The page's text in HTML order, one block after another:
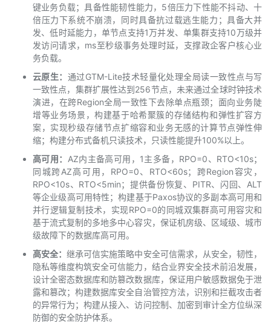
键业务负载；具备性能韧性能力，5倍压力下性能不抖动、十
倍压力下系统不崩溃，同时具备抗过载逃生能力；具备大并
发、低时延能力，单节点支持1万并发、单集群支持10万级并
发访问请求，ms至秒级事务处理时延，支撑政企客户核心业
务负载。
云原生： 通过GTM-Lite技术轻量化处理全局读一致性点与写
一致性点，集群扩展性达到256节点，未来通过全球时钟技术
演进，在跨Region全局一致性下去除单点瓶颈；面向业务陡
增等业务场景，构建基于哈希聚簇的存储结构和弹性扩容方
案，实现秒级存储节点扩缩容和业务无感的计算节点弹性伸
缩；构建分布式备机只读技术，只读性能提升100%以上。
高可用： AZ内主备高可用，1主多备，RPO=0、RTO<10s；
同城跨AZ高可用，RPO=0、RTO<60s；跨Region容灾，
RPO<10s、RTO<5min；提供备份恢复、PITR、闪回、ALT
等企业级高可用特性；构建基于Paxos协议的多副本高可用和
并行逻辑复制技术，实现RPO=0的同城双集群高可用容灾和
基于流式复制的多地多中心容灾，保证机房级、区域级、城市
级故障下的数据库高可用。
高安全：继承可信实施策略中安全可信需求，从安全，韧性，
隐私等维度构筑安全可信能力，结合业界安全技术前沿发展，
设计全密态数据库和防篡改数据库，保证用户敏感数据免于泄
露和篡改；构建数据库安全自治管控方法，识别和拦截攻击者
的异常行为；构建从接入、访问控制、加密到审计全方位纵深
防御的安全防护体系。